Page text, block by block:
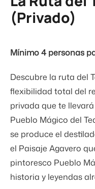
(Privado)
Mínimo 4 personas
Descubre la ruta del
flexibilidad total del
privada que te
Pueblo Mágico del
se produce el
el Paisaje Agavero
pintoresco Pueblo
historia y leyendas